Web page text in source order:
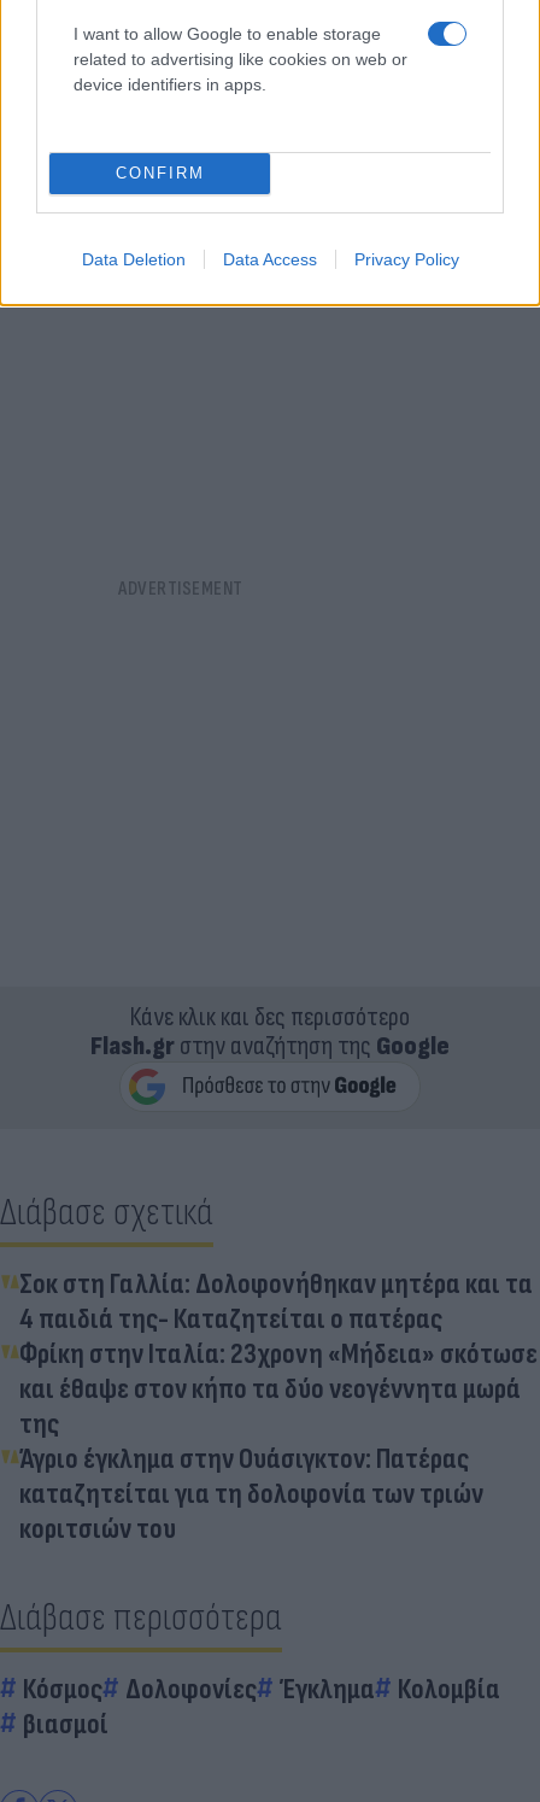
I want to allow Google to enable storage
related to advertising like cookies on web or
device identifiers in apps.
CONFIRM
Data Deletion Data Access Privacy Policy
Σε συνέντευξή του το 2004 στο κολομβιανό
έγινε. Δεν θα βασανίζομαι», είχε πει.
Κάνε κλικ και δες περισσότερο
Flash.grστην αναζήτηση της Google
Διάβασε σχετικά
Σοκ στη Γαλλία: Δολοφονήθηκαν μητέρα και τα
4 παιδιά της- Καταζητείται ο πατέρας
Φρίκη στην Ιταλία: 23χρονη «Μήδεια» σκότωσε
και έθαψε στον κήπο τα δύο νεογέννητα μωρά
της
Άγριο έγκλημα στην Ουάσιγκτον: Πατέρας
καταζητείται για τη δολοφονία των τριών
κοριτσιών του
Διάβασε περισσότερα
Κόσμος Δολοφονίες Έγκλημα
Κολομβία
βιασμοί